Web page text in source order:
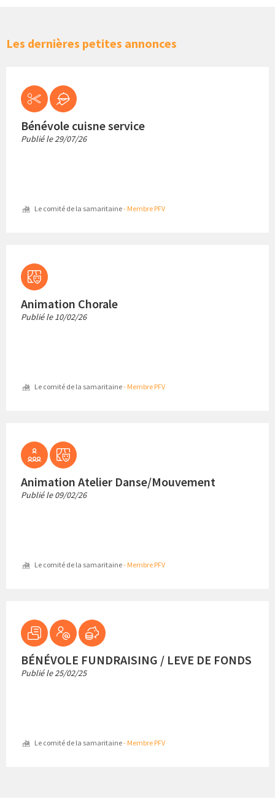
Les dernières petites annonces
Bénévole cuisne service
Publié le29/07/26
Le comité de la samaritaine- Membre PFV
Animation Chorale
Publié le10/02/26
Le comité de la samaritaine- Membre PFV
Animation Atelier Danse/Mouvement
Publié le09/02/26
Le comité de la samaritaine- Membre PFV
BÉNÉVOLE FUNDRAISING / LEVE DE FONDS
Publié le25/02/25
Le comité de la samaritaine- Membre PFV